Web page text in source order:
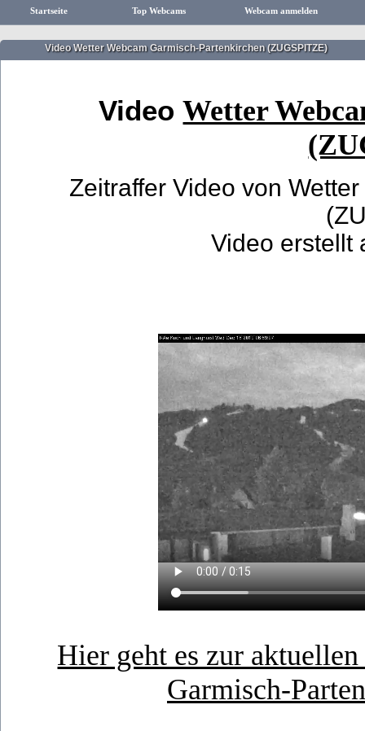
Startseite Top Webcams Webcam anmelden
Video Wetter Webcam Garmisch-Partenkirchen (ZUGSPITZE)
VideoWetter
Zeitraffer Video von
Video erstellt
Hier geht es zur
Garmisch-